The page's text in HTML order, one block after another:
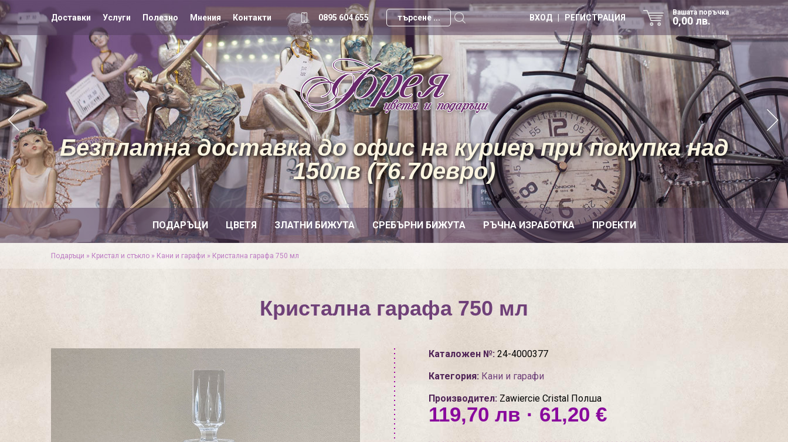
Доставки Услуги Полезно Мнения Контакти 0895 604 655
Вашата поръчка
0,00 лв.
ВХОД | РЕГИСТРАЦИЯ
ПОДАРЪЦИ ЦВЕТЯ ЗЛАТНИ БИЖУТА СРЕБЪРНИ БИЖУТА РЪЧНА ИЗРАБОТКА ПРОЕКТИ
Безплатна доставка до офис на куриер при покупка над
150лв (76.70евро)
Подаръци » Кристал и стъкло » Кани и гарафи » Кристална гарафа 750 мл
Кристална гарафа 750 мл
Каталожен №:24-4000377
Категория: Кани и гарафи
Производител:Zawiercie Cristal Полша
119,70 лв · 61,20 €